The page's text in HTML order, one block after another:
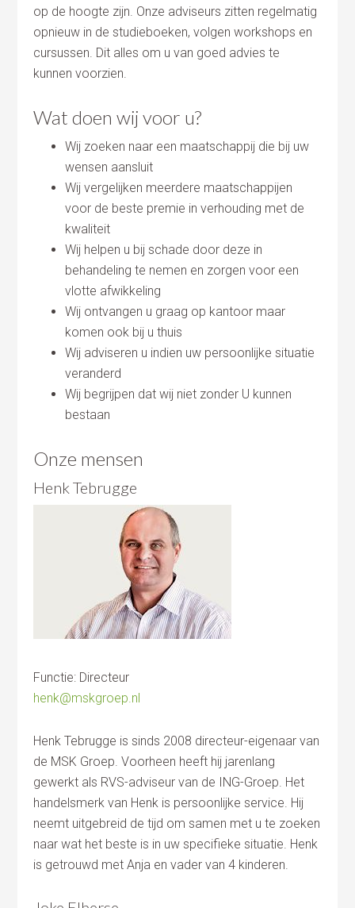
op de hoogte zijn. Onze adviseurs zitten regelmatig
opnieuw in de studieboeken, volgen workshops en
cursussen. Dit alles om u van goed advies te
kunnen voorzien.
Wat doen wij voor u?
Wij zoeken naar een maatschappij die bij uw
wensen aansluit
Wij vergelijken meerdere maatschappijen
voor de beste premie in verhouding met de
kwaliteit
Wij helpen u bij schade door deze in
behandeling te nemen en zorgen voor een
vlotte afwikkeling
Wij ontvangen u graag op kantoor maar
komen ook bij u thuis
Wij adviseren u indien uw persoonlijke situatie
veranderd
Wij begrijpen dat wij niet zonder U kunnen
bestaan
Onze mensen
Henk Tebrugge
Functie: Directeur
henk@mskgroep.nl
Henk Tebrugge is sinds 2008 directeur-eigenaar van
de MSK Groep. Voorheen heeft hij jarenlang
gewerkt als RVS-adviseur van de ING-Groep. Het
handelsmerk van Henk is persoonlijke service. Hij
neemt uitgebreid de tijd om samen met u te zoeken
naar wat het beste is in uw specifieke situatie. Henk
is getrouwd met Anja en vader van 4 kinderen.